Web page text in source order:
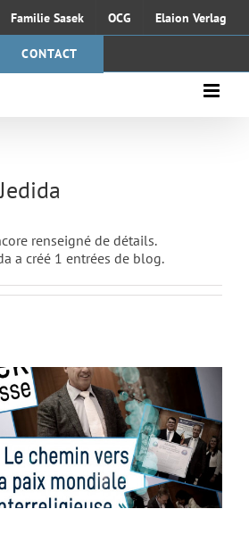
Familie Sasek OCG Elaion Verlag
CONTACT
Jedida
renseigné de détails.
a créé 1 entrées de blog.
Suisse « Le chemin vers